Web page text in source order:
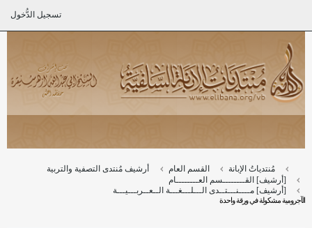
تسجيل الدُّخول
مُنتدياتُ الإبانة القسم العام
أرشيف مُنتدى التصفية والتربية
[أرشيف] القــــــــسم العــــــــام
[أرشيف] مــــنـــتــدى الـــلـــغـــة الــعــربـــيـــة
الآجرومية مشكولة في ورقة واحدة